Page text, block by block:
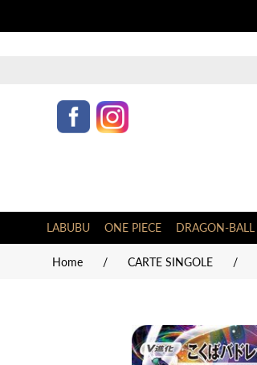
LABUBU ONE PIECE DRAGON-BALL
Home / CARTE SINGOLE /